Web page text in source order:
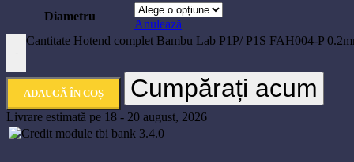
Diametru
Anulează
-
Cantitate Hotend complet Bambu Lab P1P/ P1S FAH004-P
ADAUGĂ ÎN COȘ Cumpărați acum
Livrare estimată pe 18 - 20 august, 2026